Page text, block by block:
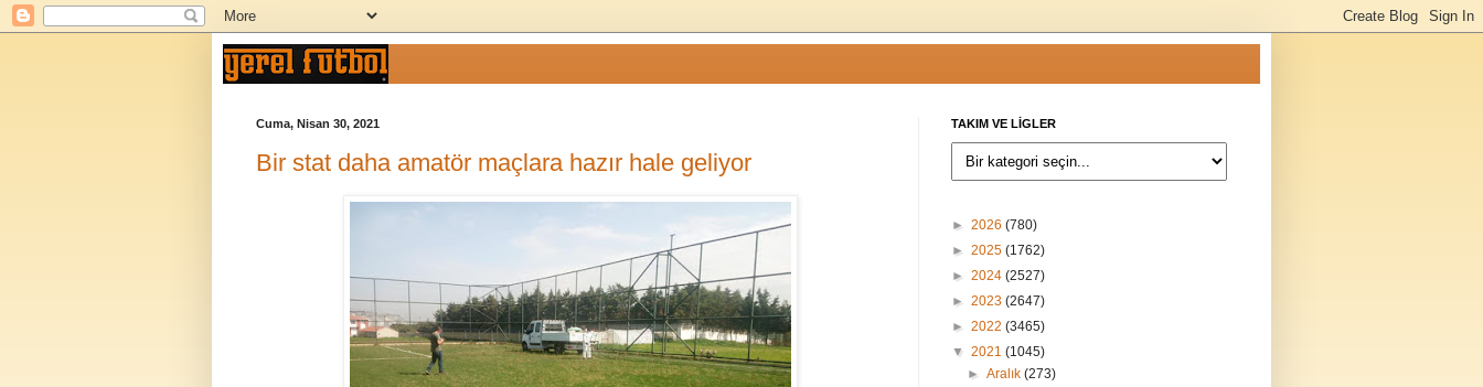
Cuma, Nisan 30, 2021
Bir stat daha amatör maçlara hazır hale geliyor
TAKIM VE LİGLER
► 2026 (780)
► 2025 (1762)
► 2024 (2527)
► 2023 (2647)
► 2022 (3465)
▼ 2021 (1045)
►Aralık(273)